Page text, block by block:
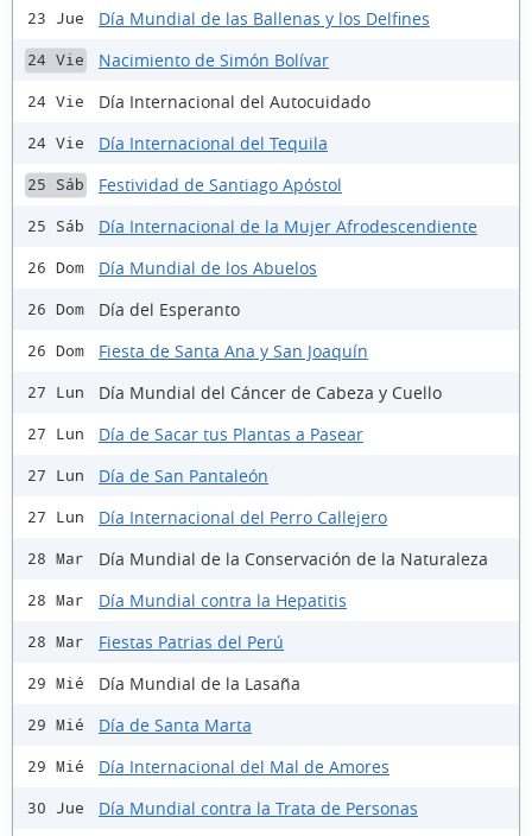
23 Jue Día Mundial de las Ballenas y los Delfines
24 Vie Nacimiento de Simón Bolívar
24 Vie Día Internacional del Autocuidado
24 Vie Día Internacional del Tequila
25 Sáb Festividad de Santiago Apóstol
25 Sáb Día Internacional de la Mujer Afrodescendiente
26 Dom Día Mundial de los Abuelos
26 Dom Día del Esperanto
26 Dom Fiesta de Santa Ana y San Joaquín
27 Lun Día Mundial del Cáncer de Cabeza y Cuello
27 Lun Día de Sacar tus Plantas a Pasear
27 Lun Día de San Pantaleón
27 Lun Día Internacional del Perro Callejero
28 Mar Día Mundial de la Conservación de la Naturaleza
28 Mar Día Mundial contra la Hepatitis
28 Mar Fiestas Patrias del Perú
29 Mié Día Mundial de la Lasaña
29 Mié Día de Santa Marta
29 Mié Día Internacional del Mal de Amores
30 Jue Día Mundial contra la Trata de Personas